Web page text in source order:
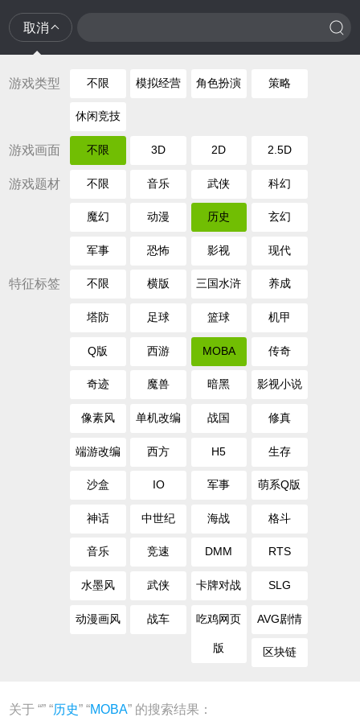
取消
游戏类型 不限 模拟经营 角色扮演 策略
休闲竞技
游戏画面 不限 3D 2D 2.5D
游戏题材 不限 音乐 武侠 科幻
魔幻 动漫 历史 玄幻
军事 恐怖 影视 现代
特征标签 不限 横版 三国水浒 养成
塔防 足球 篮球 机甲
Q版 西游 MOBA 传奇
奇迹 魔兽 暗黑 影视小说
像素风 单机改编 战国 修真
端游改编 西方 H5 生存
沙盒 IO 军事 萌系Q版
神话 中世纪 海战 格斗
音乐 竞速 DMM RTS
水墨风 武侠 卡牌对战 SLG
动漫画风 战车 吃鸡网页
版
AVG剧情
区块链
关于 “” “历史” “MOBA” 的搜索结果：